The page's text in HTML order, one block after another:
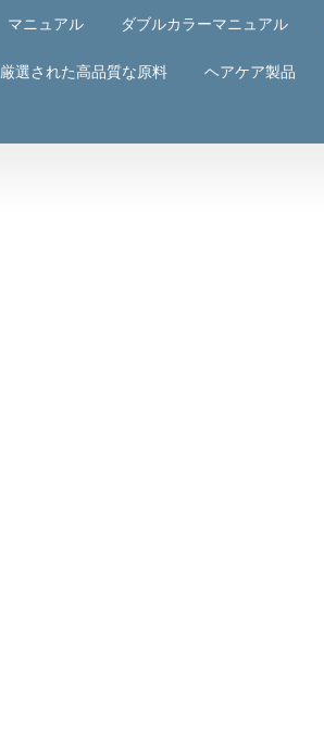
マニュアル ダブルカラーマニュアル
厳選された高品質な原料 ヘアケア製品